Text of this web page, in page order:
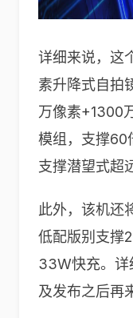
详细来说，这
素升降式自拍
万像素+1300
模组，支撑60
支撑潜望式超
此外，该机还
低配版别支撑
33W快充。详
及发布之后再